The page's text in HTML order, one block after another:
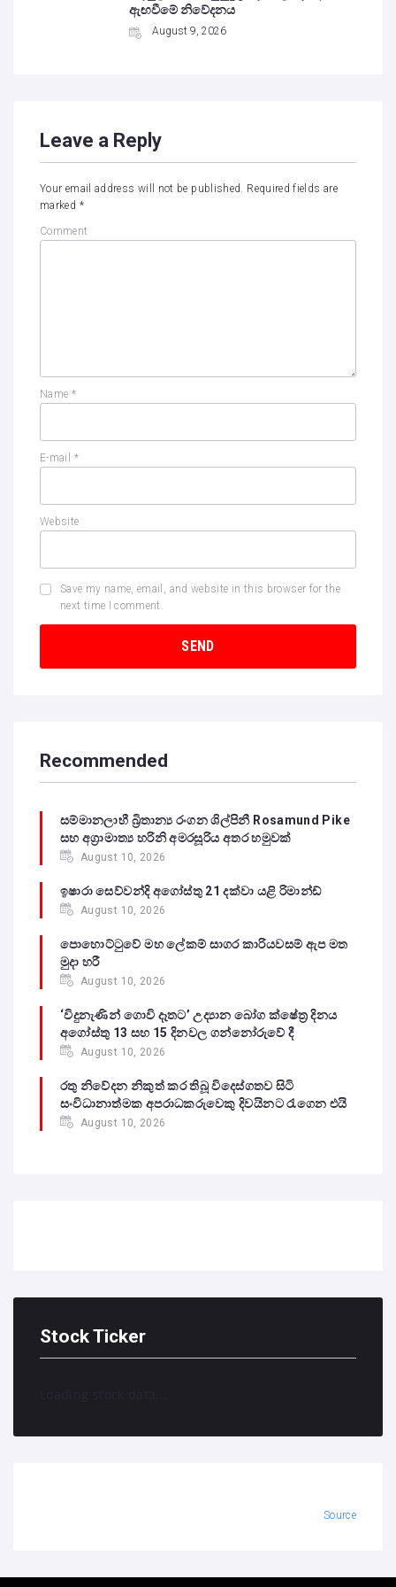
ඇඟවීමේ නිවේදනය
August 9, 2026
Leave a Reply
Your email address will not be published. Required fields are
marked *
Comment
Name *
E-mail *
Website
Save my name, email, and website in this browser for the
next time I comment.
Recommended
සම්මානලාභී බ්‍රිතාන්‍ය රංගන ශිල්පිනී Rosamund Pike
සහ අග්‍රාමාත්‍ය හරිනි අමරසූරිය අතර හමුවක්
August 10, 2026
ඉෂාරා සෙව්වන්දි අගෝස්තු 21 දක්වා යළි රිමාන්ඩ්
August 10, 2026
පොහොට්ටුවේ මහ ලේකම් සාගර කාරියවසම් ඇප මත
මුදා හරී
August 10, 2026
‘විදුනැණින් ගොවි දෑතට’ උද්‍යාන බෝග ක්ෂේත්‍ර දිනය
අගෝස්තු 13 සහ 15 දිනවල ගන්නෝරුවේ දී
August 10, 2026
රතු නිවේදන නිකුත් කර තිබූ විදෙස්ගතව සිටි
සංවිධානාත්මක අපරාධකරුවෙකු දිවයිනට රැගෙන එයි
August 10, 2026
Stock Ticker
Loading stock data...
Source